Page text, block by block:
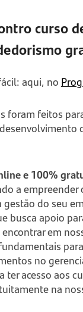
curso
aqui, no
foram feitos
e 100%
a
gestão do seu
busca apoio
em
no
ter acesso aos
na